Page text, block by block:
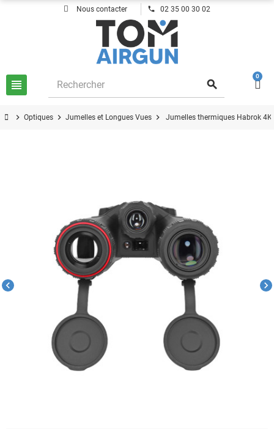
Nous contacter phone 02 35 00 30 02
view_headline search
0
chevron_right Optiques chevron_right Jumelles et Longues Vues chevron_right Jumelles thermiques Habrok 4K
chevron_left chevron_right